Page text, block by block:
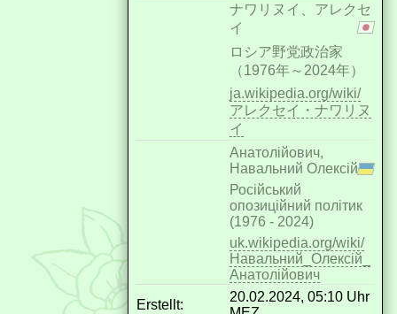
ナワリヌイ、アレクセ
イ
ロシア野党政治家
（1976年～2024年）
ja.wikipedia.org/wiki/
アレクセイ・ナワリヌ
イ
Анатолійович,
Навальний Олексій
Російський
опозиційний політик
(1976 - 2024)
uk.wikipedia.org/wiki/
Навальний_Олексій_
Анатолійович
Erstellt:
20.02.2024, 05:10 Uhr